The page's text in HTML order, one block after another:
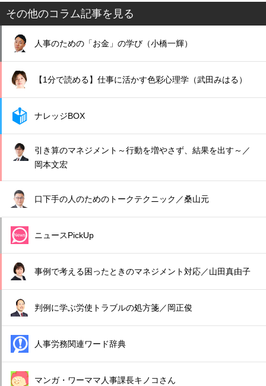
その他のコラム記事を見る
人事のための「お金」の学び（小橋一輝）
【1分で読める】仕事に活かす色彩心理学（武田みはる）
ナレッジBOX
引き算のマネジメント～行動を増やさず、結果を出す～／
岡本文宏
口下手の人のためのトークテクニック／桑山元
ニュースPickUp
事例で考える困ったときのマネジメント対応／山田真由子
判例に学ぶ労使トラブルの処方箋／岡正俊
人事労務関連ワード辞典
マンガ・ワーママ人事課長キノコさん